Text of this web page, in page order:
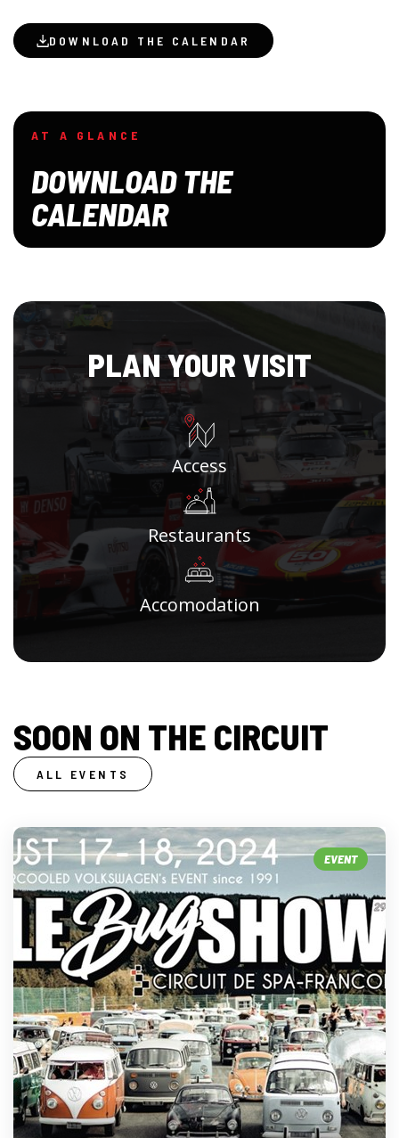
DOWNLOAD THE CALENDAR
AT A GLANCE
DOWNLOAD THE
CALENDAR
PLAN YOUR VISIT
Access
Restaurants
Accomodation
SOON ON THE CIRCUIT
ALL EVENTS
EVENT